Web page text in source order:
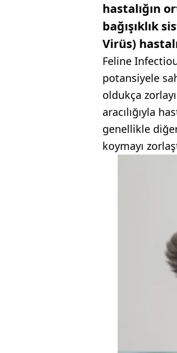
hastalığın
bağışıklık
Virüs)
Feline
potansiyele
oldukça
aracılığıyla
genellikle
koymayı